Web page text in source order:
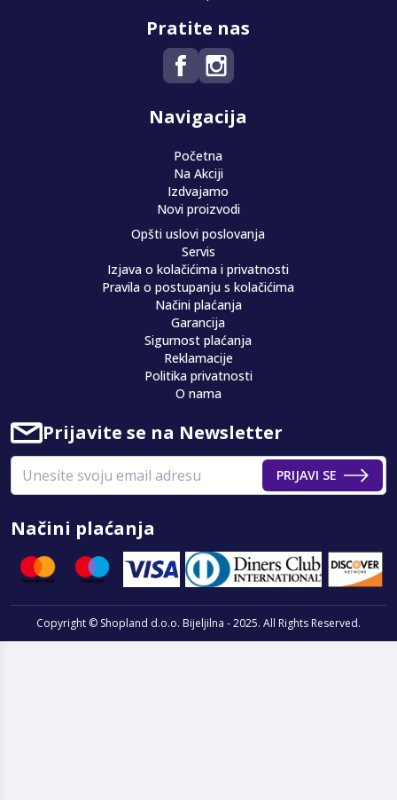
Pratite nas
Navigacija
Početna
Na Akciji
Izdvajamo
Novi proizvodi
Opšti uslovi poslovanja
Servis
Izjava o kolačićima i privatnosti
Pravila o postupanju s kolačićima
Načini plaćanja
Garancija
Sigurnost plaćanja
Reklamacije
Politika privatnosti
O nama
Prijavite se na Newsletter
PRIJAVI SE
Načini plaćanja
Copyright © Shopland d.o.o. Bijeljilna - 2025. All Rights Reserved.